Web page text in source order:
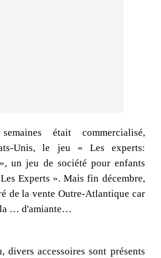
était commercialisé,
Unis, le jeu « Les experts:
un jeu de société pour enfants
Experts ». Mais fin décembre,
de la vente Outre-Atlantique car
la … d'amiante…
divers accessoires sont présents